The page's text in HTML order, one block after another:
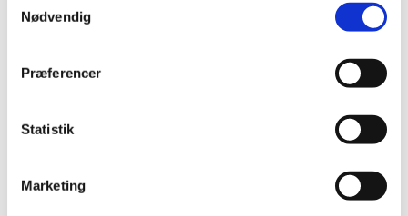
Nødvendig
Præferencer
Statistik
Marketing
2022 (37)
december (1)
oktober (5)